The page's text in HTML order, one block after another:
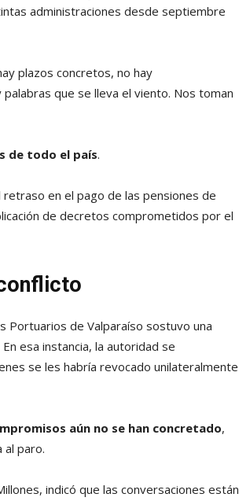
administraciones desde septiembre
plazos concretos, no hay
que se lleva el viento. Nos toman
de todo el país.
en el pago de las pensiones de
de decretos comprometidos por el
Portuarios de Valparaíso sostuvo una
esa instancia, la autoridad se
se les habría revocado unilateralmente
aún no se han concretado,
al paro.
indicó que las conversaciones están